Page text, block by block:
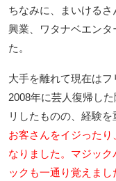
ちなみに、まいける
興業、ワタナベエン
た。
大手を離れて現在はフ
2008年に芸人復帰し
リしたものの、経験を
お客さんをイジった
なりました。マジッ
ックも一通り覚えまし